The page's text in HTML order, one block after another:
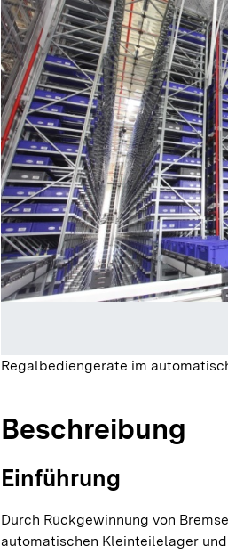
Regalbediengeräte im
Beschreibung
Einführung
Durch Rückgewinnung von
automatischen Kleinteilelager